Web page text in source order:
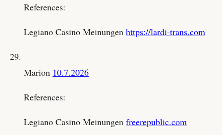
References:
Legiano Casino Meinungen https://lardi-trans.com
Marion 10.7.2026
References:
Legiano Casino Meinungen freerepublic.com